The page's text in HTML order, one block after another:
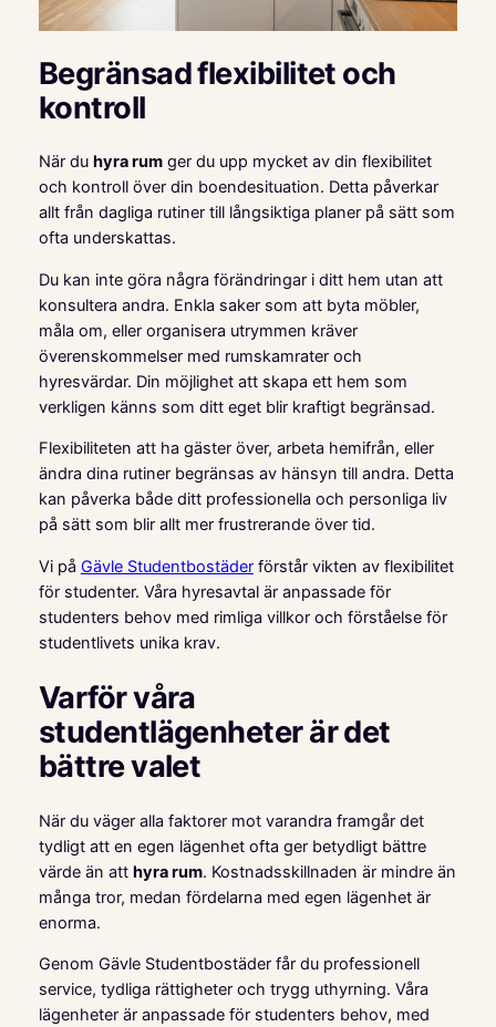
Begränsad flexibilitet och
kontroll
När du hyra rumger du upp mycket av din flexibilitet
och kontroll över din boendesituation. Detta påverkar
allt från dagliga rutiner till långsiktiga planer på sätt som
ofta underskattas.
Du kan inte göra några förändringar i ditt hem utan att
konsultera andra. Enkla saker som att byta möbler,
måla om, eller organisera utrymmen kräver
överenskommelser med rumskamrater och
hyresvärdar. Din möjlighet att skapa ett hem som
verkligen känns som ditt eget blir kraftigt begränsad.
Flexibiliteten att ha gäster över, arbeta hemifrån, eller
ändra dina rutiner begränsas av hänsyn till andra. Detta
kan påverka både ditt professionella och personliga liv
på sätt som blir allt mer frustrerande över tid.
Vi på Gävle Studentbostäderförstår vikten av flexibilitet
för studenter. Våra hyresavtal är anpassade för
studenters behov med rimliga villkor och förståelse för
studentlivets unika krav.
Varför våra
studentlägenheter är det
bättre valet
När du väger alla faktorer mot varandra framgår det
tydligt att en egen lägenhet ofta ger betydligt bättre
värde än att hyra rum. Kostnadsskillnaden är mindre än
många tror, medan fördelarna med egen lägenhet är
enorma.
Genom Gävle Studentbostäder får du professionell
service, tydliga rättigheter och trygg uthyrning. Våra
lägenheter är anpassade för studenters behov, med